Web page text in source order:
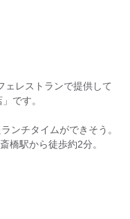
ェレストランで提供して
です。
ンチタイムができそう。
橋駅から徒歩約2分。